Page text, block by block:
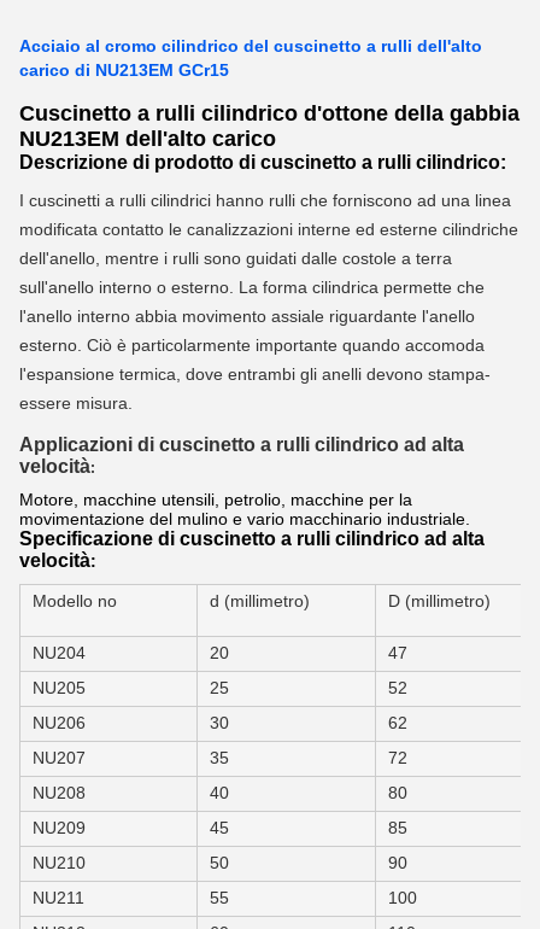
Acciaio al cromo cilindrico del cuscinetto a rulli dell'alto
carico di NU213EM GCr15
Cuscinetto a rulli cilindrico d'ottone della gabbia
NU213EM dell'alto carico
Descrizione di prodotto di cuscinetto a rulli cilindrico:
I cuscinetti a rulli cilindrici hanno rulli che forniscono ad una linea
modificata contatto le canalizzazioni interne ed esterne cilindriche
dell'anello, mentre i rulli sono guidati dalle costole a terra
sull'anello interno o esterno. La forma cilindrica permette che
l'anello interno abbia movimento assiale riguardante l'anello
esterno. Ciò è particolarmente importante quando accomoda
l'espansione termica, dove entrambi gli anelli devono stampa-
essere misura.
Applicazioni di cuscinetto a rulli cilindrico ad alta
velocità:
Motore, macchine utensili, petrolio, macchine per la
movimentazione del mulino e vario macchinario industriale.
Specificazione di cuscinetto a rulli cilindrico ad alta
velocità:
Modello no d (millimetro) D (millimetro)
NU204 20
47
NU205
25
52
NU206
30
62
NU207
35
72
NU208
40
80
NU209
45
85
NU210
50
90
NU211
55
100